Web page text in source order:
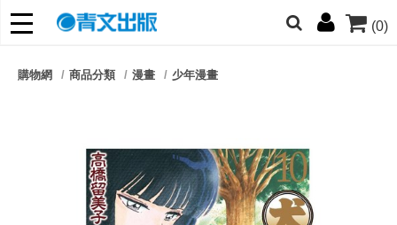
(0)
朋友們，提高警覺！
購物網 商品分類 漫畫 少年漫畫